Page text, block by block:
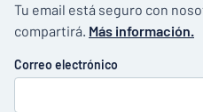
Tu email está seguro con
compartirá. Más información.
Correo electrónico